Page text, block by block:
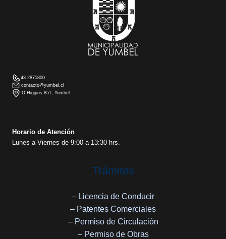
43 2875800
contacto@yumbel.cl
O´Higgins 851, Yumbel
Horario de Atención
Lunes a Viernes de 9:00 a 13:30 hrs.
Trámites
– Licencia de Conducir
– Patentes Comerciales
– Permiso de Circulación
– Permiso de Obras